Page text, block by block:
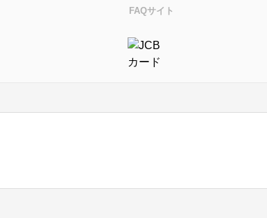
FAQサイト